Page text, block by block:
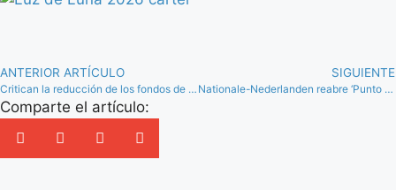
ANTERIOR ARTÍCULO
Critican la reducción de los fondos de los Planes de Empleo de la Junta para la comarca
SIGUIENTE
Nationale-Nederlanden reabre ‘Punto Naranja’ en Antequera
Comparte el artículo: